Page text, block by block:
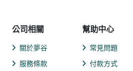
公司相關
關於夢谷
服務條款
幫助中心
常見問題
付款方式